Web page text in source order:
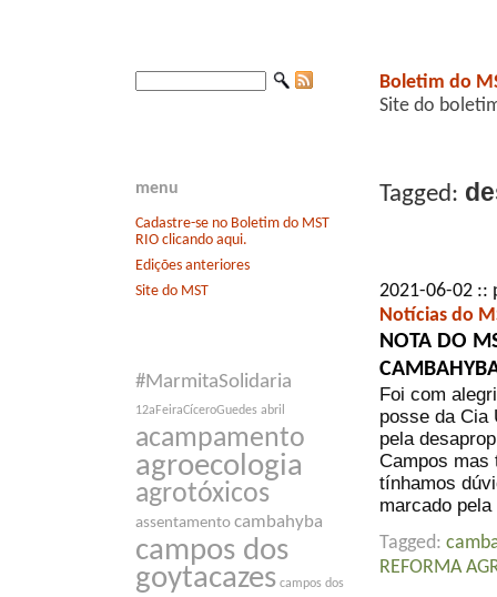
menu
Cadastre-se no Boletim do MST
RIO clicando aqui.
Edições anteriores
Site do MST
#MarmitaSolidaria
12aFeiraCíceroGuedes abril
acampamento
agroecologia
agrotóxicos
assentamento cambahyba
campos dos
goytacazes campos dos
Boletim do
Site do
Tagged:
2021-06-02
Notícias do
NOTA DO
Foi com
posse da Cia
pela
Campos mas
tínhamos
marcado
Tagged:
REFORMA